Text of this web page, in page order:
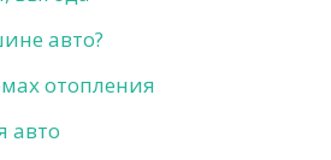
авто?
отопления
авто